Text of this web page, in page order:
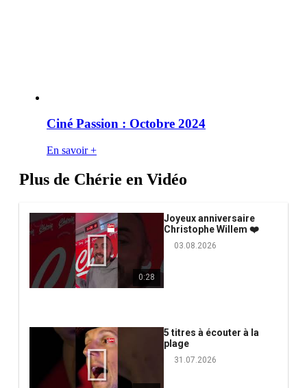
Ciné Passion : Octobre 2024
En savoir +
Plus de Chérie en Vidéo
0:28
Joyeux anniversaire
Christophe Willem ❤️
03.08.2026
5 titres à écouter à la
plage
31.07.2026